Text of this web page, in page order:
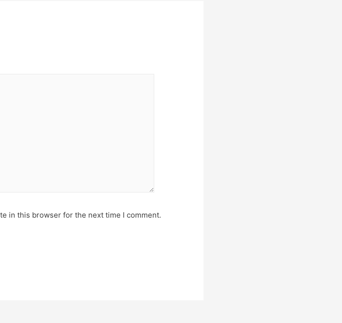
in this browser for the next time I comment.